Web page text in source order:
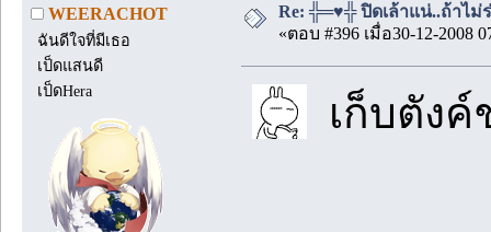
WEERACHOT
ฉันดีใจที่มีเธอ
เป็ดแสนดี
เป็ดHera
Re: ╬═♥╬ ปิดเล้าแน่..ถ้าไ
«ตอบ #396 เมื่อ30-12-2008
เก็บตังค์